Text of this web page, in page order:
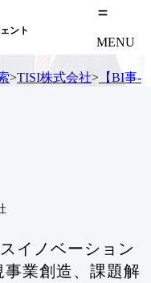
ント
MENU
>TISI株式会社> 【BI事-
イノベーション
業創造、課題解